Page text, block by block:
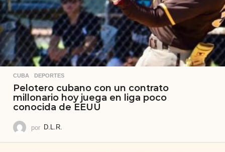
CUBA ,DEPORTES
Pelotero cubano con un contrato
millonario hoy juega en liga poco
conocida de EEUU
por D.L.R.